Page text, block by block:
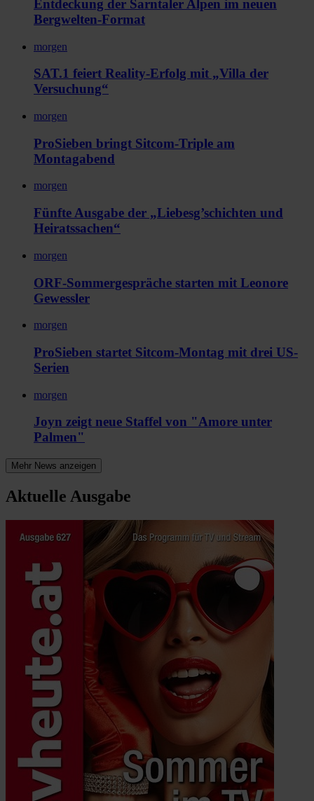
Entdeckung der Sarntaler Alpen im neuen
Bergwelten-Format
morgen
SAT.1 feiert Reality-Erfolg mit „Villa der
Versuchung“
morgen
ProSieben bringt Sitcom-Triple am
Montagabend
morgen
Fünfte Ausgabe der „Liebesg’schichten und
Heiratssachen“
morgen
ORF-Sommergespräche starten mit Leonore
Gewessler
morgen
ProSieben startet Sitcom-Montag mit drei US-
Serien
morgen
Joyn zeigt neue Staffel von "Amore unter
Palmen"
Mehr News anzeigen
Aktuelle Ausgabe